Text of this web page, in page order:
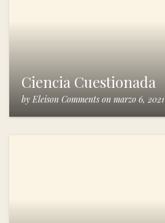
Ciencia Cuestionada
by Eleison Comments on marzo 6, 2021